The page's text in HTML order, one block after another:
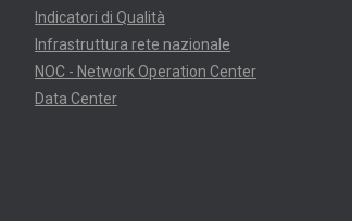
Indicatori di Qualità
Infrastruttura rete nazionale
NOC - Network Operation Center
Data Center